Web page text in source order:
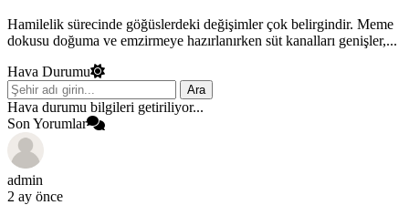
Hamilelik sürecinde göğüslerdeki değişimler çok belirgindir. Meme
dokusu doğuma ve emzirmeye hazırlanırken süt kanalları genişler,...
Hava Durumu
Ara
Hava durumu bilgileri getiriliyor...
Son Yorumlar
admin
2 ay önce